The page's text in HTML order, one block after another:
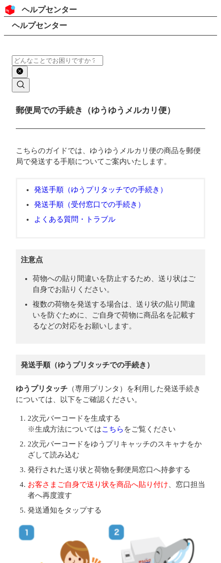
コンテンツにスキップ
ヘッダー
ヘルプセンター
検索
パンくずリスト
ヘルプセンター
検索
メインコンテンツ
郵便局での手続き（ゆうゆうメルカリ便）
こちらのガイドでは、ゆうゆうメルカリ便の商品を郵便
局で発送する手順についてご案内いたします。
発送手順（ゆうプリタッチでの手続き）
発送手順（受付窓口での手続き）
よくある質問・トラブル
注意点
荷物への貼り間違いを防止するため、送り状はご
自身でお貼りください。
複数の荷物を発送する場合は、送り状の貼り間違
いを防ぐために、ご自身で荷物に商品名を記載す
るなどの対応をお願いします。
発送手順（ゆうプリタッチでの手続き）
ゆうプリタッチ （専用プリンタ）を利用した発送手続き
については、以下をご確認ください。
2次元バーコードを生成する
※生成方法についてはこちら をご覧ください
2次元バーコードをゆうプリキャッチのスキャナをか
ざして読み込む
発行された送り状と荷物を郵便局窓口へ持参する
お客さまご自身で送り状を商品へ貼り付け 、窓口担当
者へ再度渡す
発送通知をタップする